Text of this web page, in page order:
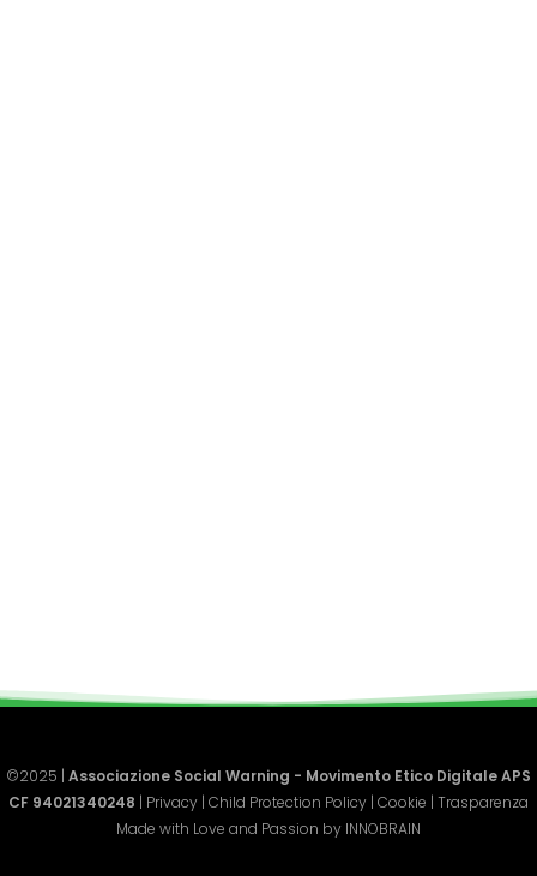
©2025 | Associazione Social Warning - Movimento Etico Digitale APS
CF 94021340248 | Privacy | Child Protection Policy | Cookie | Trasparenza
Made with Love and Passion by INNOBRAIN